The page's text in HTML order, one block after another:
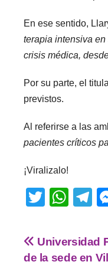
En ese sentido,
terapia intensiva
crisis médica,
Por su parte, el
previstos.
Al referirse a las
pacientes críticos
¡Viralizalo!
T
tt
er
W
at
s
T
e
Universidad
de la sede en